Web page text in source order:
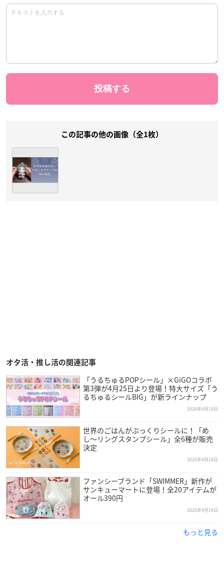
この記事の他の画像（全1枚）
オタ活・推し活の関連記事
「うるちゅるPOPシール」×GiGOコラボ
第3弾が4月25日より登場！特大サイズ「う
るちゅるシールBIG」が新ラインナップ
2026年4月19日
世界のごはんがぷっくりシールに！「め
し〜リングスタンプシール」全6種が販売
決定
2026年4月18日
ファンシーブランド「SWIMMER」新作が
サンキューマートに登場！全20アイテムが
オール390円
2026年4月18日
もっと見る